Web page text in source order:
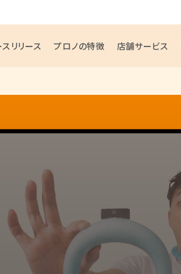
リリース プロノの特徴 店舗サービス